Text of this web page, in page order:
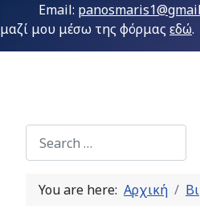
Email:
μαζί μου μέσω της φόρμας εδώ.
You are here: Αρχική